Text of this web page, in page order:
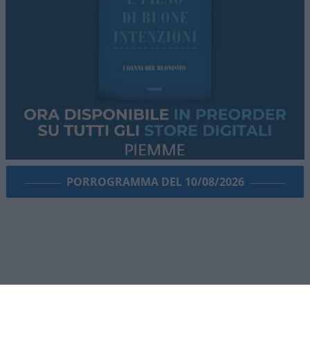
PORROGRAMMA DEL 10/08/2026